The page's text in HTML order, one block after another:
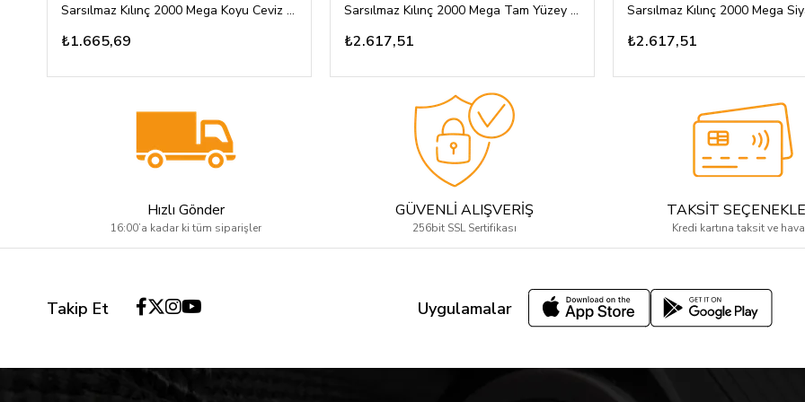
Sarsılmaz Kılınç 2000 Mega Koyu Ceviz Kabza Yarım Yüzey Desenli Logosuz
₺1.665,69
Sarsılmaz Kılınç 2000 Mega Tam Yüzey Balık Pulu Desenli Sarı Pirinç Türk Yazısı Ay Yıldız ve Börü Logolu
₺2.617,51 ₺2.617,51
Hızlı Gönder
16:00’a kadar ki tüm siparişler
GÜVENLİ ALIŞVERİŞ
256bit SSL Sertifikası
TAKSİT
Kredi kartına taksit ve
Takip Et Uygulamalar